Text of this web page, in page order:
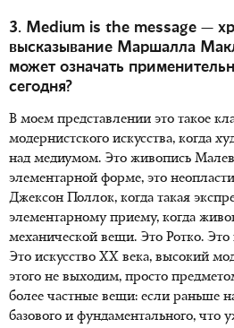
3. Medium is the message —
высказывание Маршалла
может означать
сегодня?
В моем представлении это такое
модернистского искусства, когда
над медиумом. Это живопись
элементарной форме, это
Джексон Поллок, когда такая
элементарному приему, когда
механической вещи. Это Ротко.
Это искусство XX века, высокий
этого не выходим, просто
более частные вещи: если раньше
базового и фундаментального,